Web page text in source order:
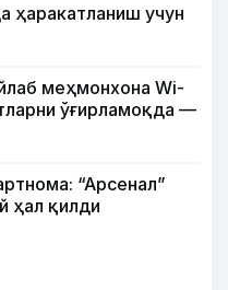
ҳаракатланиш учун
меҳмонхона Wi-
ўғирламоқда —
“Арсенал”
ҳал қилди